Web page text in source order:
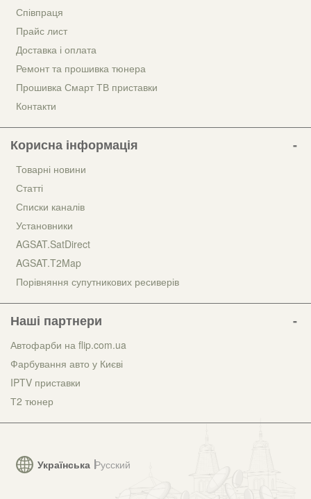
Українська Русский
Співпраця
Прайс лист
Доставка і оплата
Ремонт та прошивка тюнера
Прошивка Смарт ТВ приставки
Контакти
Корисна інформація
Товарні новини
Статті
Списки каналів
Установники
AGSAT.SatDirect
AGSAT.T2Map
Порівняння супутникових ресиверів
Наші партнери
Автофарби на flip.com.ua
Фарбування авто у Києві
IPTV приставки
Т2 тюнер